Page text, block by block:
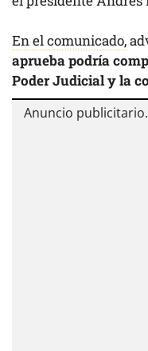
En el comunicado,
aprueba podría
Poder Judicial y la